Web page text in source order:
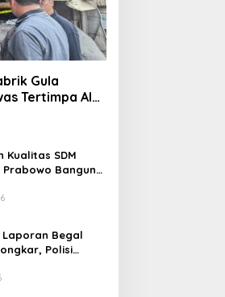
Gula
Tertimpa Alat
Kualitas SDM
Prabowo Bangun
hingga
Terbaik
Laporan Begal
Polisi
Uang
untuk Crypto